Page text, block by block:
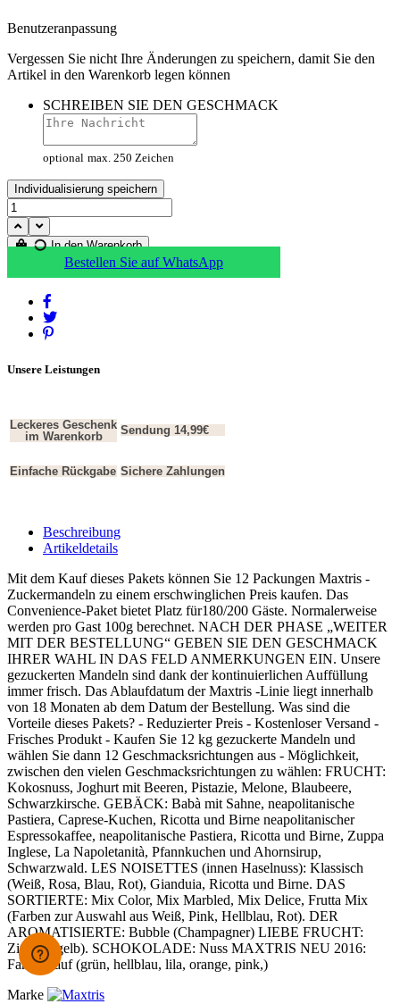
Benutzeranpassung
Vergessen Sie nicht Ihre Änderungen zu speichern, damit Sie den
Artikel in den Warenkorb legen können
SCHREIBEN SIE DEN GESCHMACK
optional max. 250 Zeichen
Individualisierung speichern
In den Warenkorb
Bestellen Sie auf WhatsApp
Unsere Leistungen
Leckeres Geschenk
im Warenkorb
Sendung 14,99€
Einfache Rückgabe Sichere Zahlungen
Beschreibung
Artikeldetails
Mit dem Kauf dieses Pakets können Sie 12 Packungen Maxtris -
Zuckermandeln zu einem erschwinglichen Preis kaufen. Das
Convenience-Paket bietet Platz für180/200 Gäste. Normalerweise
werden pro Gast 100g berechnet. NACH DER PHASE „WEITER
MIT DER BESTELLUNG“ GEBEN SIE DEN GESCHMACK
IHRER WAHL IN DAS FELD ANMERKUNGEN EIN. Unsere
gezuckerten Mandeln sind dank der kontinuierlichen Auffüllung
immer frisch. Das Ablaufdatum der Maxtris -Linie liegt innerhalb
von 18 Monaten ab dem Datum der Bestellung. Was sind die
Vorteile dieses Pakets? - Reduzierter Preis - Kostenloser Versand -
Frisches Produkt - Kaufen Sie 12 kg gezuckerte Mandeln und
wählen Sie dann 12 Geschmacksrichtungen aus - Möglichkeit,
zwischen den vielen Geschmacksrichtungen zu wählen: FRUCHT:
Kokosnuss, Joghurt mit Beeren, Pistazie, Melone, Blaubeere,
Schwarzkirsche. GEBÄCK: Babà mit Sahne, neapolitanische
Pastiera, Caprese-Kuchen, Ricotta und Birne neapolitanischer
Espressokaffee, neapolitanische Pastiera, Ricotta und Birne, Zuppa
Inglese, La Napoletanità, Pfannkuchen und Ahornsirup,
Schwarzwald. LES NOISETTES (innen Haselnuss): Klassisch
(Weiß, Rosa, Blau, Rot), Gianduia, Ricotta und Birne. DAS
SORTIERTE: Mix Color, Mix Marbled, Mix Delice, Frutta Mix
(Farben zur Auswahl aus Weiß, Pink, Hellblau, Rot). DER
AROMATISIERTE: Bubble (Champagner) LIEBE FRUCHT:
Zitrone (gelb). SCHOKOLADE: Nuss MAXTRIS NEU 2016:
Farbverlauf (grün, hellblau, lila, orange, pink,)
Marke